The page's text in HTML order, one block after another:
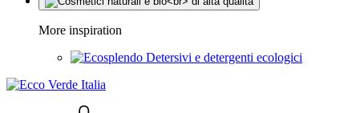
More inspiration
Detersivi e detergenti ecologici